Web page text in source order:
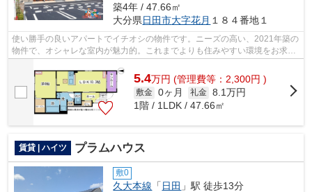
築4年 / 47.66㎡
大分県日田市大字花月 １８４番地１
使い勝手の良いアパートでイチオシの物件です。ニーズの高い、2021年築の
物件で、オシャレな室内が魅力的。これまでよりも住みやすい環境をお求め
の方へ。ぜひ当社から物件をお選び下...
5.4万円 (管理費等：2,300円 )
敷金 0ヶ月 礼金 8.1万円
1階 / 1LDK / 47.66㎡
賃貸 | ハイツ プラムハウス
敷0
久大本線 「日田 」駅 徒歩13分